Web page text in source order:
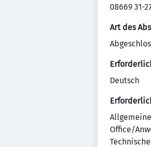
08669 31-
Art des
Deutsch
Office/